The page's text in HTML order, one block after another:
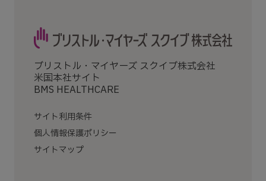
ブリストル・マイヤーズ スクイブ株式会社
米国本社サイト
BMS HEALTHCARE
サイト利用条件
個人情報保護ポリシー
サイトマップ